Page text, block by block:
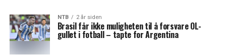
NTB 2 år siden
Brasil får ikke muligheten til å forsvare OL-
gullet i fotball – tapte for Argentina